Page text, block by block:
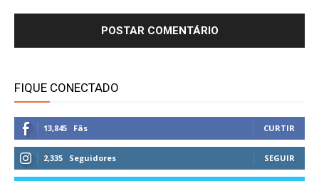
FIQUE CONECTADO
13,845 Fãs CURTIR
2,335 Seguidores SEGUIR